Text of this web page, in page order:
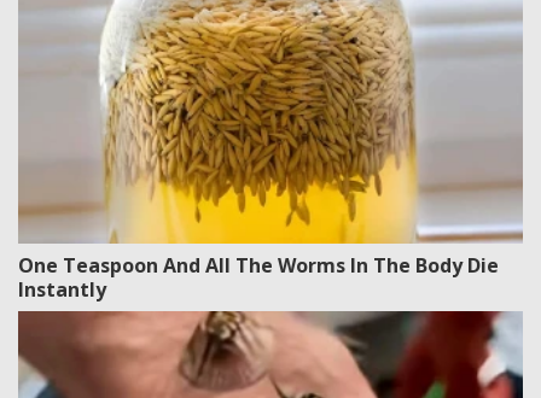
One Teaspoon And All The Worms In The Body Die
Instantly